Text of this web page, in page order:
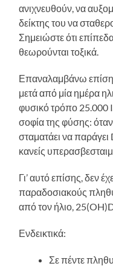
ανιχνευθούν, να
δείκτης του να
Σημειώστε ότι
θεωρούνται τοξικά.
Επαναλαμβάνω
μετά από μία ημέρα
φυσικό τρόπο 25.000
σοφία της φύσης:
σταματάει να παράγει
κανείς
Γι’ αυτό επίσης, δεν
παραδοσιακούς
από τον ήλιο,
Ενδεικτικά:
Σε πέντε